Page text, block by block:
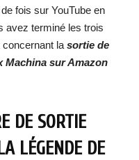
fois sur YouTube en
avez terminé les trois
la sortie de
Machina sur Amazon
DE SORTIE
LÉGENDE DE